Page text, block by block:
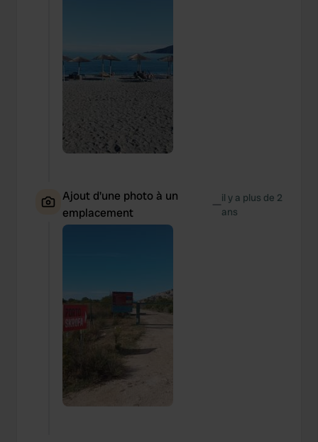
Ajout d'une photo à un
emplacement
—il y a plus de 2
ans